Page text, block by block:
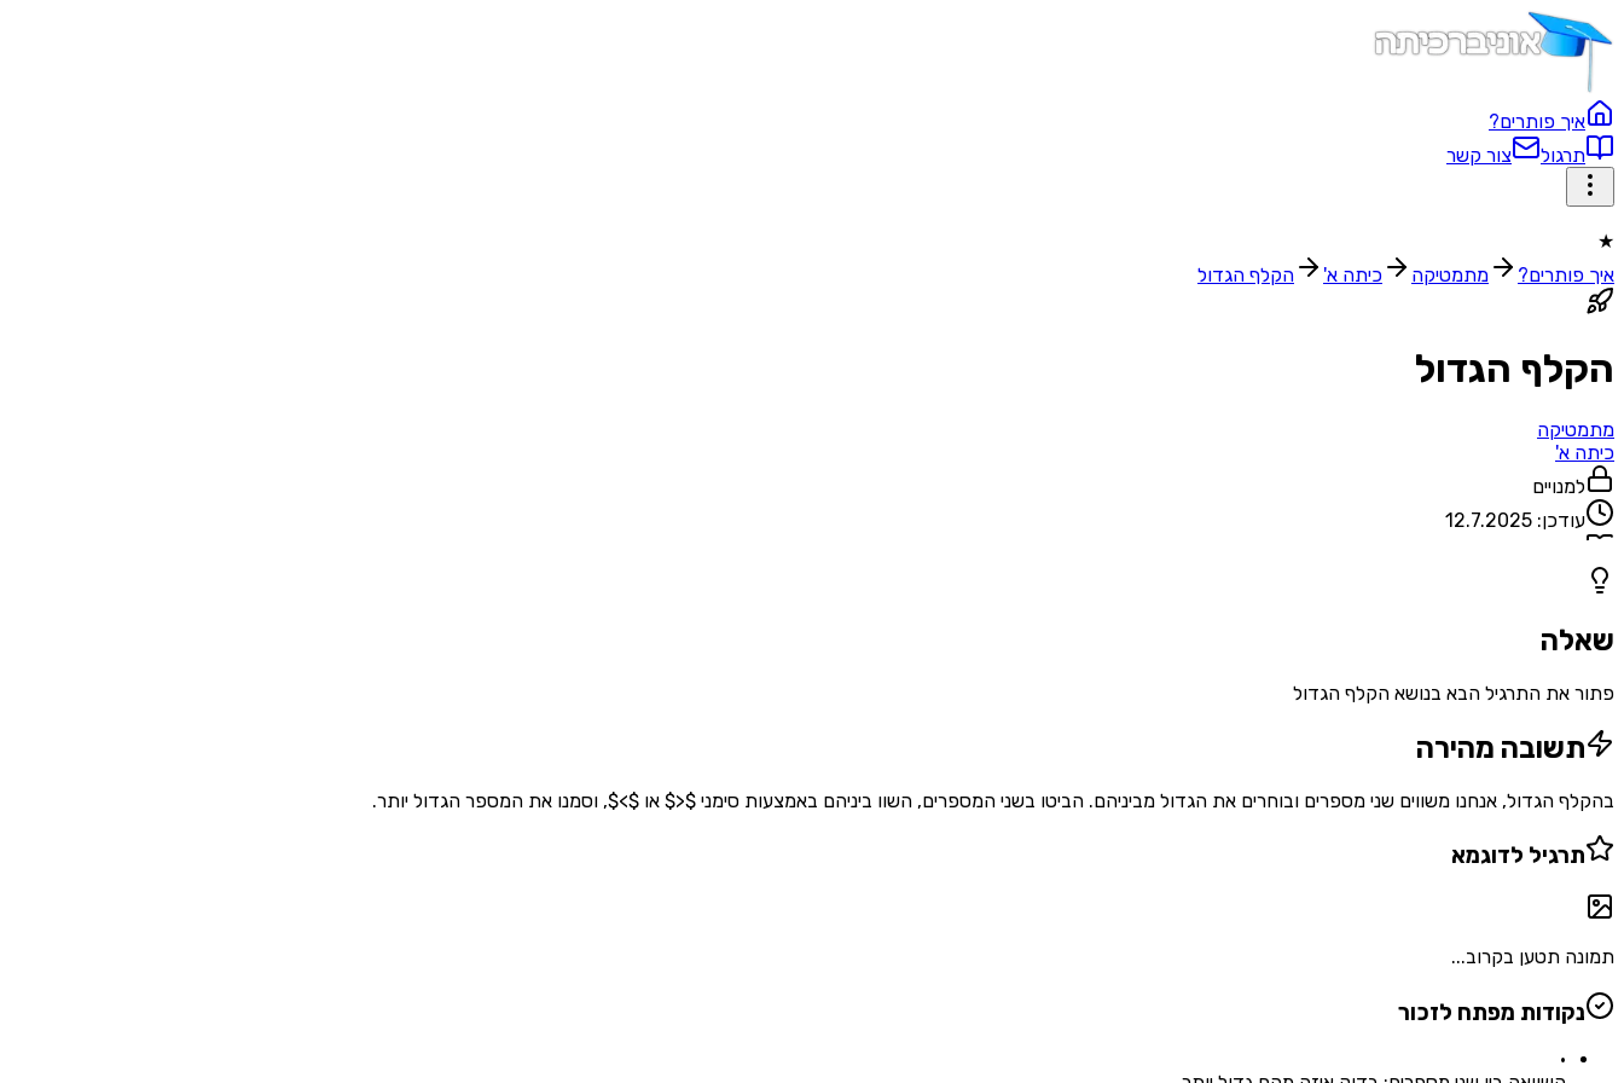
איך פותרים?
תרגול
צור קשר
★
איך פותרים?
מתמטיקה כיתה א' הקלף הגדול
הקלף הגדול
מתמטיקה
כיתה א'
למנויים
עודכן: 12.7.2025
שאלה
פתור את התרגיל הבא בנושא הקלף הגדול
תשובה מהירה
בהקלף הגדול, אנחנו משווים שני מספרים ובוחרים את הגדול מביניהם. הביטו בשני המספרים, השוו ביניהם באמצעות סימני $<$ או $>$, וסמנו את המספר הגדול יותר.
תרגיל לדוגמא
תמונה תטען בקרוב...
נקודות מפתח לזכור
•